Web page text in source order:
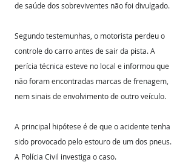
de saúde dos sobreviventes não foi divulgado.
Segundo testemunhas, o motorista perdeu o
controle do carro antes de sair da pista. A
perícia técnica esteve no local e informou que
não foram encontradas marcas de frenagem,
nem sinais de envolvimento de outro veículo.
A principal hipótese é de que o acidente tenha
sido provocado pelo estouro de um dos pneus.
A Polícia Civil investiga o caso.